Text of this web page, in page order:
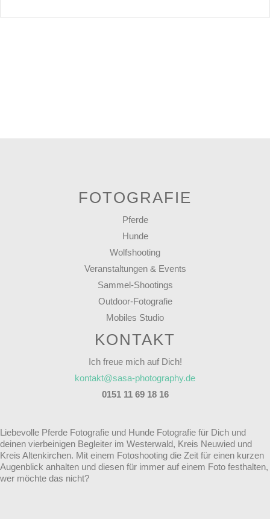
FOTOGRAFIE
Pferde
Hunde
Wolfshooting
Veranstaltungen & Events
Sammel-Shootings
Outdoor-Fotografie
Mobiles Studio
KONTAKT
Ich freue mich auf Dich!
kontakt@sasa-photography.de
0151 11 69 18 16
Liebevolle Pferde Fotografie und Hunde Fotografie für Dich und
deinen vierbeinigen Begleiter im Westerwald, Kreis Neuwied und
Kreis Altenkirchen. Mit einem Fotoshooting die Zeit für einen kurzen
Augenblick anhalten und diesen für immer auf einem Foto festhalten,
wer möchte das nicht?